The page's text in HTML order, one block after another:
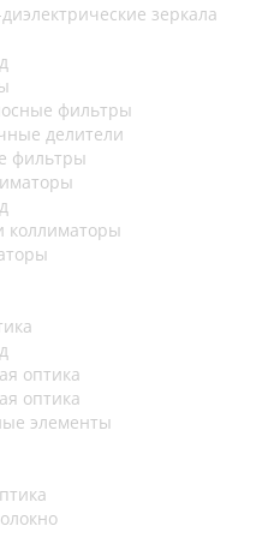
зеркала
фильтры
делители
фильтры
коллиматоры
оптика
оптика
элементы